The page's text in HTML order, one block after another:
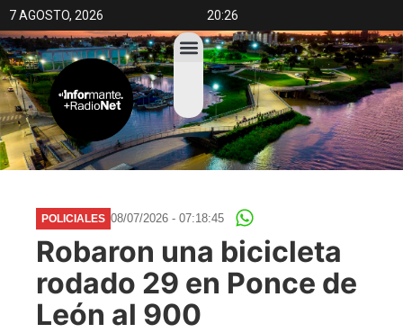
7 AGOSTO, 2026 20:26
POLICIALES 08/07/2026 - 07:18:45
Robaron una bicicleta
rodado 29 en Ponce de
León al 900